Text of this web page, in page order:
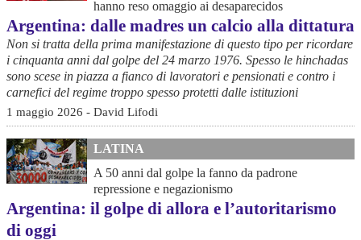
hanno reso omaggio ai desaparecidos
Argentina: dalle madres un calcio alla dittatura
Non si tratta della prima manifestazione di questo tipo per ricordare
i cinquanta anni dal golpe del 24 marzo 1976. Spesso le hinchadas
sono scese in piazza a fianco di lavoratori e pensionati e contro i
carnefici del regime troppo spesso protetti dalle istituzioni
1 maggio 2026 - David Lifodi
LATINA
A 50 anni dal golpe la fanno da padrone
repressione e negazionismo
Argentina: il golpe di allora e l’autoritarismo
di oggi